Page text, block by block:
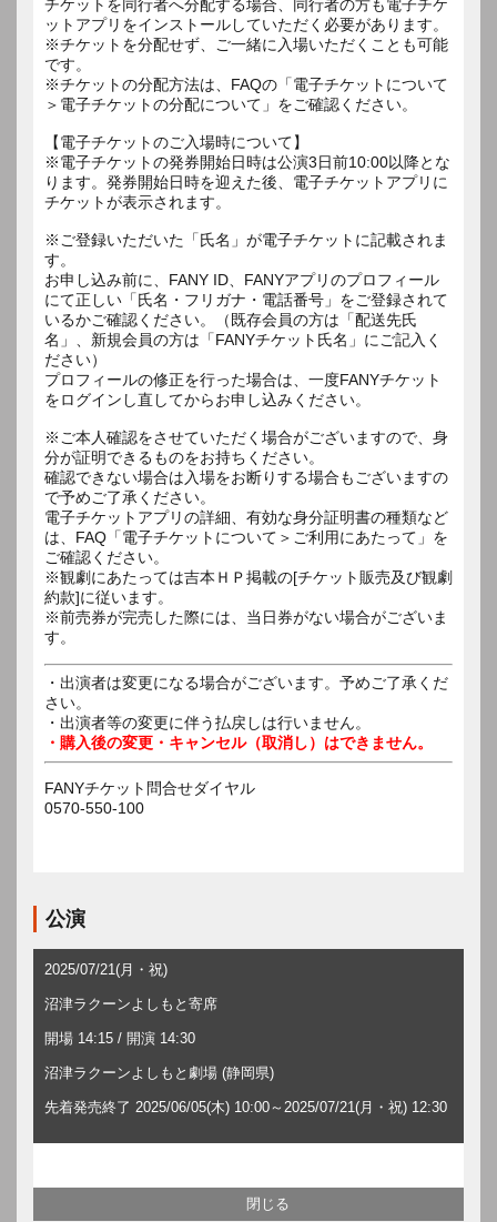
チケットを同行者へ分配する場合、同行者の方も電子チケ
ットアプリをインストールしていただく必要があります。
※チケットを分配せず、ご一緒に入場いただくことも可能
です。
※チケットの分配方法は、FAQの「電子チケットについて
＞電子チケットの分配について」をご確認ください。
【電子チケットのご入場時について】
※電子チケットの発券開始日時は公演3日前10:00以降とな
ります。発券開始日時を迎えた後、電子チケットアプリに
チケットが表示されます。
※ご登録いただいた「氏名」が電子チケットに記載されま
す。
お申し込み前に、FANY ID、FANYアプリのプロフィール
にて正しい「氏名・フリガナ・電話番号」をご登録されて
いるかご確認ください。（既存会員の方は「配送先氏
名」、新規会員の方は「FANYチケット氏名」にご記入く
ださい）
プロフィールの修正を行った場合は、一度FANYチケット
をログインし直してからお申し込みください。
※ご本人確認をさせていただく場合がございますので、身
分が証明できるものをお持ちください。
確認できない場合は入場をお断りする場合もございますの
で予めご了承ください。
電子チケットアプリの詳細、有効な身分証明書の種類など
は、FAQ「電子チケットについて＞ご利用にあたって」を
ご確認ください。
※観劇にあたっては吉本ＨＰ掲載の[チケット販売及び観劇
約款]に従います。
※前売券が完売した際には、当日券がない場合がございま
す。
・出演者は変更になる場合がございます。予めご了承くだ
さい。
・出演者等の変更に伴う払戻しは行いません。
・購入後の変更・キャンセル（取消し）はできません。
FANYチケット問合せダイヤル
0570-550-100
公演
2025/07/21(月・祝)
沼津ラクーンよしもと寄席
開場 14:15 / 開演 14:30
沼津ラクーンよしもと劇場 (静岡県)
先着発売終了 2025/06/05(木) 10:00～2025/07/21(月・祝) 12:30